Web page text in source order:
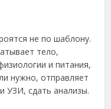
не по шаблону.
тело,
и питания,
нужно, отправляет
УЗИ, сдать анализы.